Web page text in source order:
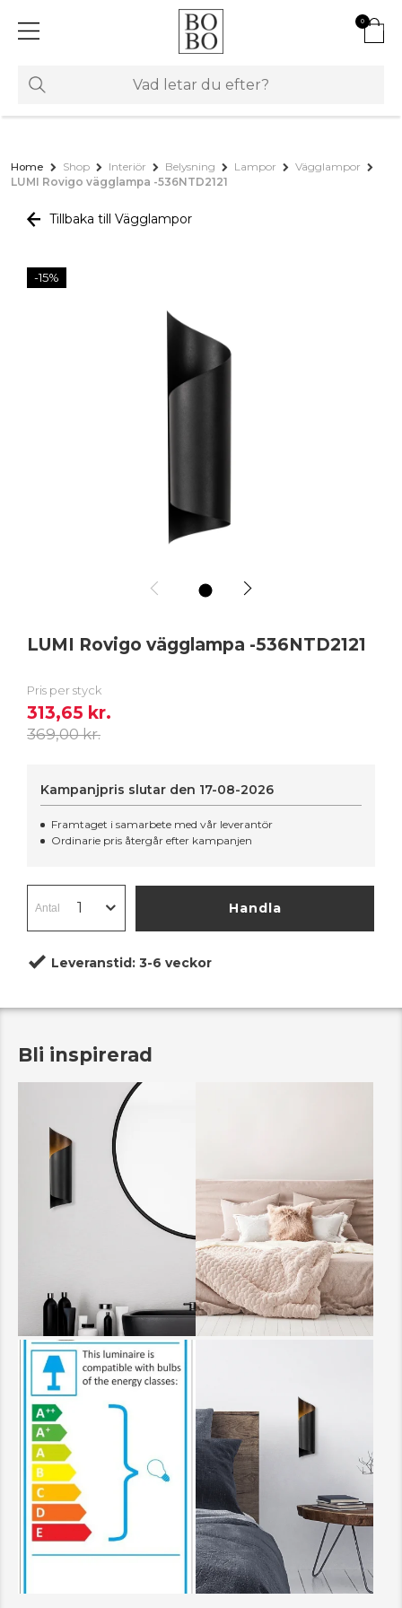
0
Home Shop Interiör Belysning Lampor
Vägglampor
LUMI Rovigo vägglampa -536NTD2121
Tillbaka till Vägglampor
-15%
LUMI Rovigo vägglampa -536NTD2121
Pris per styck
313,65 kr.
369,00 kr.
Kampanjpris slutar den 17-08-2026
Framtaget i samarbete med vår leverantör
Ordinarie pris återgår efter kampanjen
Handla
Leveranstid: 3-6 veckor
Bli inspirerad